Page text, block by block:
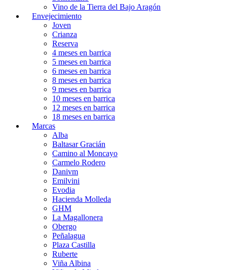
Vino de la Tierra del Bajo Aragón
Envejecimiento
Joven
Crianza
Reserva
4 meses en barrica
5 meses en barrica
6 meses en barrica
8 meses en barrica
9 meses en barrica
10 meses en barrica
12 meses en barrica
18 meses en barrica
Marcas
Alba
Baltasar Gracián
Camino al Moncayo
Carmelo Rodero
Danivm
Emilvini
Evodia
Hacienda Molleda
GHM
La Magallonera
Obergo
Peñalagua
Plaza Castilla
Ruberte
Viña Albina